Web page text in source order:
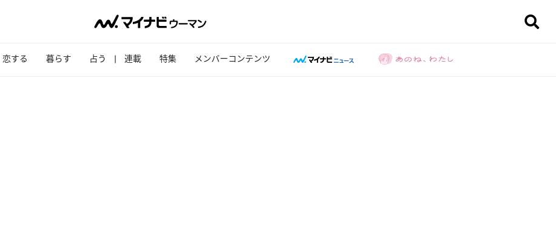
恋する 暮らす 占う 連載 特集 メンバーコンテンツ